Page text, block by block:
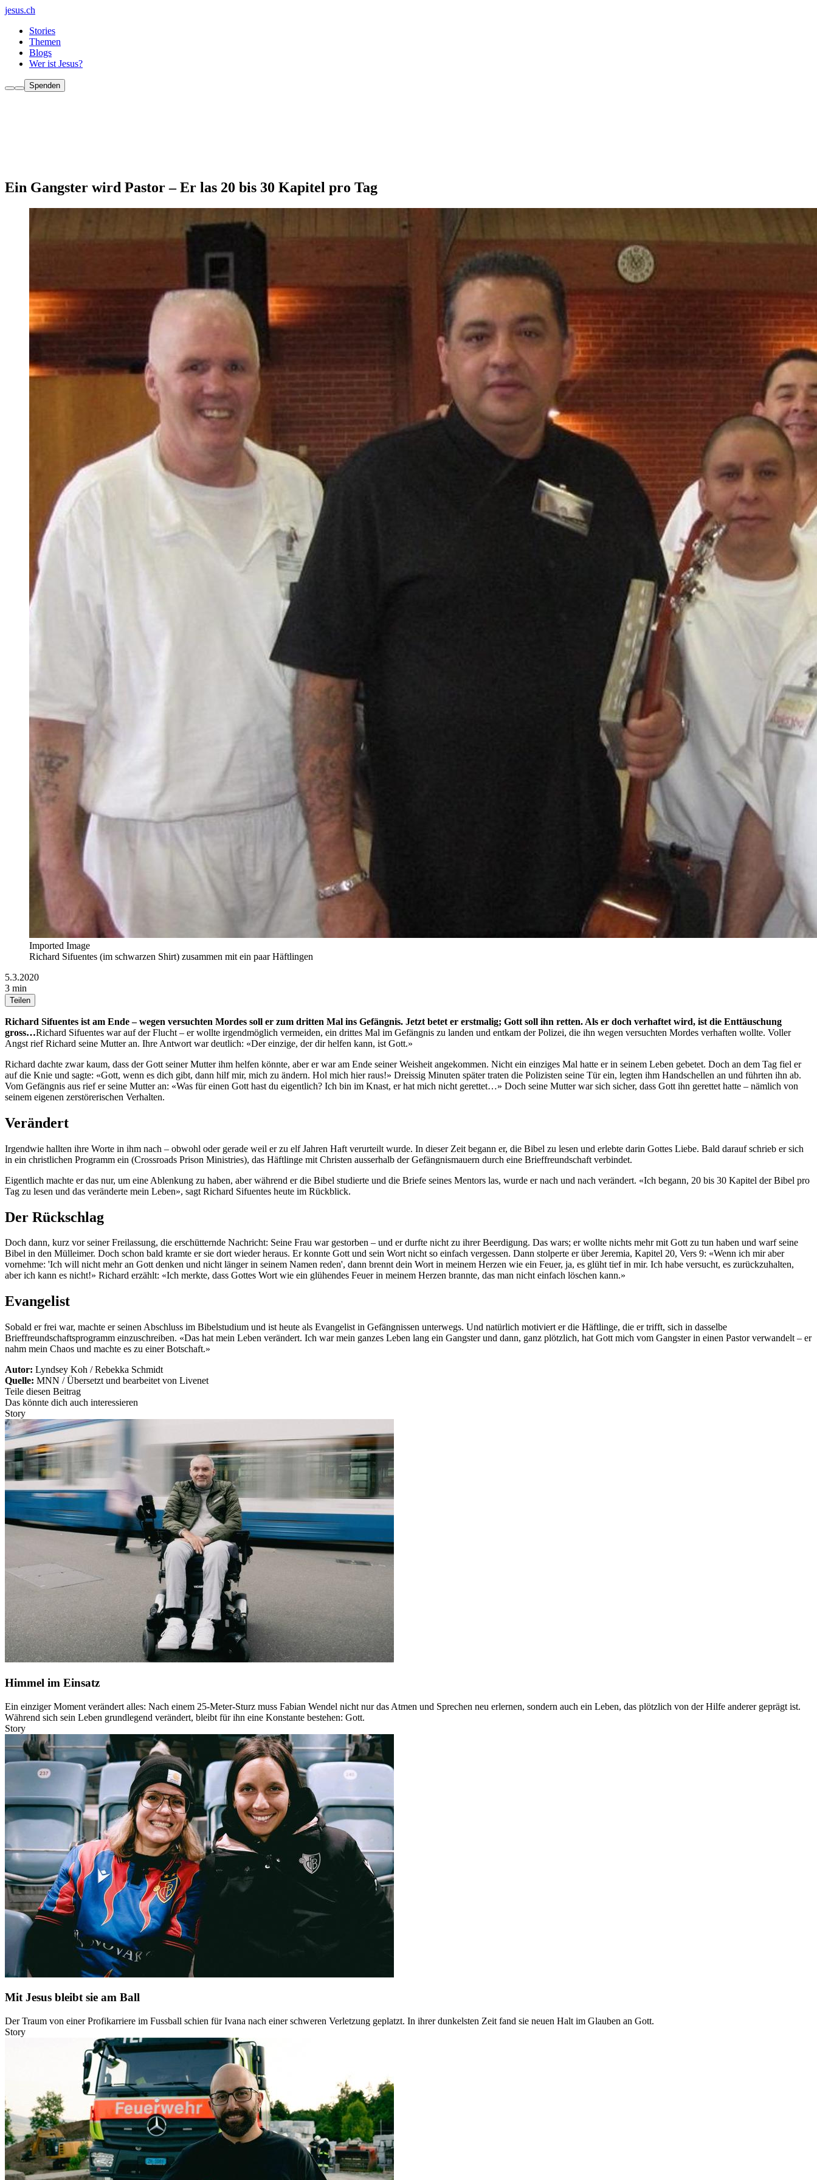
jesus.ch
Stories
Themen
Blogs
Wer ist Jesus?
Spenden
Ein Gangster wird Pastor – Er las 20 bis 30 Kapitel pro Tag
Imported Image
Richard Sifuentes (im schwarzen Shirt) zusammen mit ein paar Häftlingen
5.3.2020
3 min
Teilen
Richard Sifuentes ist am Ende – wegen versuchten Mordes soll er zum dritten Mal ins Gefängnis. Jetzt betet er erstmalig; Gott soll ihn retten. Als er doch verhaftet wird, ist die Enttäuschung
gross…Richard Sifuentes war auf der Flucht – er wollte irgendmöglich vermeiden, ein drittes Mal im Gefängnis zu landen und entkam der Polizei, die ihn wegen versuchten Mordes verhaften wollte. Voller
Angst rief Richard seine Mutter an. Ihre Antwort war deutlich: «Der einzige, der dir helfen kann, ist Gott.»
Richard dachte zwar kaum, dass der Gott seiner Mutter ihm helfen könnte, aber er war am Ende seiner Weisheit angekommen. Nicht ein einziges Mal hatte er in seinem Leben gebetet. Doch an dem Tag fiel er
auf die Knie und sagte: «Gott, wenn es dich gibt, dann hilf mir, mich zu ändern. Hol mich hier raus!» Dreissig Minuten später traten die Polizisten seine Tür ein, legten ihm Handschellen an und führten ihn ab.
Vom Gefängnis aus rief er seine Mutter an: «Was für einen Gott hast du eigentlich? Ich bin im Knast, er hat mich nicht gerettet…» Doch seine Mutter war sich sicher, dass Gott ihn gerettet hatte – nämlich von
seinem eigenen zerstörerischen Verhalten.
Verändert
Irgendwie hallten ihre Worte in ihm nach – obwohl oder gerade weil er zu elf Jahren Haft verurteilt wurde. In dieser Zeit begann er, die Bibel zu lesen und erlebte darin Gottes Liebe. Bald darauf schrieb er sich
in ein christlichen Programm ein (Crossroads Prison Ministries), das Häftlinge mit Christen ausserhalb der Gefängnismauern durch eine Brieffreundschaft verbindet.
Eigentlich machte er das nur, um eine Ablenkung zu haben, aber während er die Bibel studierte und die Briefe seines Mentors las, wurde er nach und nach verändert. «Ich begann, 20 bis 30 Kapitel der Bibel pro
Tag zu lesen und das veränderte mein Leben», sagt Richard Sifuentes heute im Rückblick.
Der Rückschlag
Doch dann, kurz vor seiner Freilassung, die erschütternde Nachricht: Seine Frau war gestorben – und er durfte nicht zu ihrer Beerdigung. Das wars; er wollte nichts mehr mit Gott zu tun haben und warf seine
Bibel in den Mülleimer. Doch schon bald kramte er sie dort wieder heraus. Er konnte Gott und sein Wort nicht so einfach vergessen. Dann stolperte er über Jeremia, Kapitel 20, Vers 9: «Wenn ich mir aber
vornehme: 'Ich will nicht mehr an Gott denken und nicht länger in seinem Namen reden', dann brennt dein Wort in meinem Herzen wie ein Feuer, ja, es glüht tief in mir. Ich habe versucht, es zurückzuhalten,
aber ich kann es nicht!» Richard erzählt: «Ich merkte, dass Gottes Wort wie ein glühendes Feuer in meinem Herzen brannte, das man nicht einfach löschen kann.»
Evangelist
Sobald er frei war, machte er seinen Abschluss im Bibelstudium und ist heute als Evangelist in Gefängnissen unterwegs. Und natürlich motiviert er die Häftlinge, die er trifft, sich in dasselbe
Brieffreundschaftsprogramm einzuschreiben. «Das hat mein Leben verändert. Ich war mein ganzes Leben lang ein Gangster und dann, ganz plötzlich, hat Gott mich vom Gangster in einen Pastor verwandelt – er
nahm mein Chaos und machte es zu einer Botschaft.»
Autor: Lyndsey Koh / Rebekka Schmidt
Quelle: MNN / Übersetzt und bearbeitet von Livenet
Teile diesen Beitrag
Das könnte dich auch interessieren
Story
Himmel im Einsatz
Ein einziger Moment verändert alles: Nach einem 25-Meter-Sturz muss Fabian Wendel nicht nur das Atmen und Sprechen neu erlernen, sondern auch ein Leben, das plötzlich von der Hilfe anderer geprägt ist.
Während sich sein Leben grundlegend verändert, bleibt für ihn eine Konstante bestehen: Gott.
Story
Mit Jesus bleibt sie am Ball
Der Traum von einer Profikarriere im Fussball schien für Ivana nach einer schweren Verletzung geplatzt. In ihrer dunkelsten Zeit fand sie neuen Halt im Glauben an Gott.
Story